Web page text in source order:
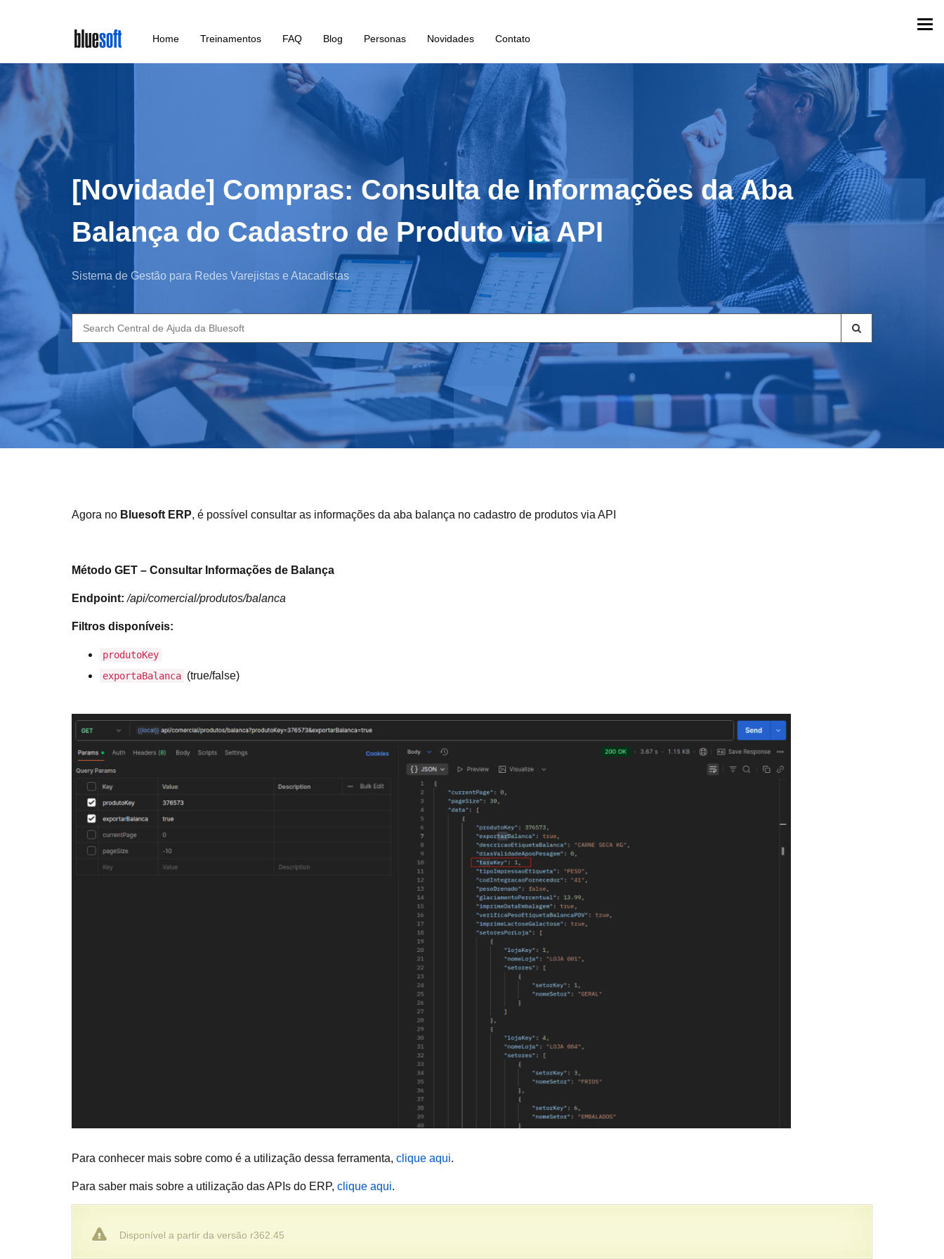
main
content
Home Treinamentos FAQ Blog Personas Novidades Contato
[Novidade] Compras: Consulta de Informações da Aba
Balança do Cadastro de Produto via API
Sistema de Gestão para Redes Varejistas e Atacadistas
Search
for:
Agora no Bluesoft ERP, é possível consultar as informações da aba balança no cadastro de produtos via API
Método GET – Consultar Informações de Balança
Endpoint: /api/comercial/produtos/balanca
Filtros disponíveis:
produtoKey
exportaBalanca (true/false)
Para conhecer mais sobre como é a utilização dessa ferramenta, clique aqui.
Para saber mais sobre a utilização das APIs do ERP, clique aqui.
Disponível a partir da versão r362.45